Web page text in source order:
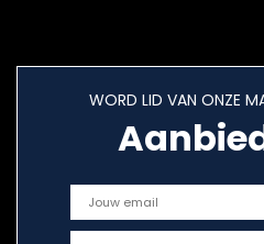
WORD LID VAN ONZE